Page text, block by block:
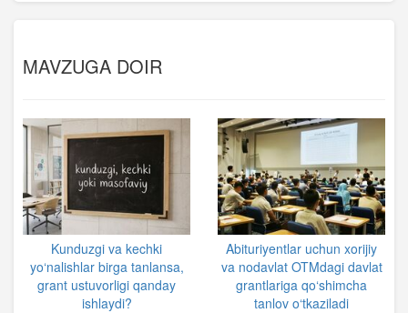
MAVZUGA DOIR
Kunduzgi va kechki
yo‘nalishlar birga tanlansa,
grant ustuvorligi qanday
ishlaydi?
Abituriyentlar uchun xorijiy
va nodavlat OTMdagi davlat
grantlariga qo‘shimcha
tanlov o‘tkaziladi